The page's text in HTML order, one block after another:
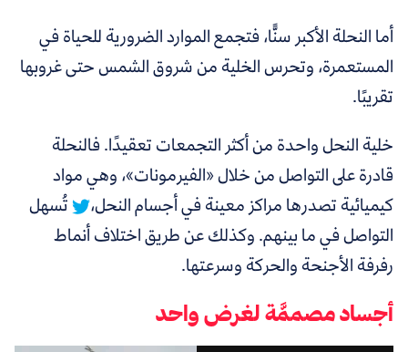
أما النحلة الأكبر سنًّا، فتجمع الموارد الضرورية للحياة في
المستعمرة، وتحرس الخلية من شروق الشمس حتى غروبها
تقريبًا.
خلية النحل واحدة من أكثر التجمعات تعقيدًا.فالنحلة
قادرة على التواصل من خلال «الفيرمونات»، وهي مواد
كيميائية تصدرها مراكز معينة في أجسام النحل،
تُسهل
التواصل في ما بينهم. وكذلك عن طريق اختلاف أنماط
رفرفة الأجنحة والحركة وسرعتها.
أجساد مصممَّة لغرض واحد